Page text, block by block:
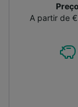
Preço
A partir de